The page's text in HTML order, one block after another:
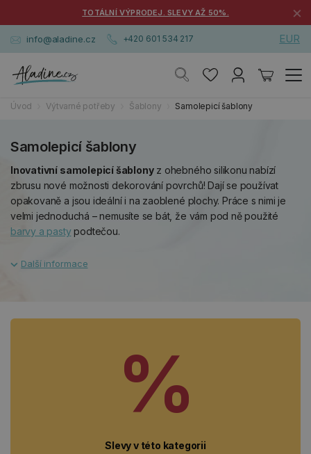
TOTÁLNÍ VÝPRODEJ. SLEVY AŽ 50%. ×
info@aladine.cz +420 601 534 217 EUR
Úvod Výtvarné potřeby Šablony Samolepicí šablony
Samolepicí šablony
Inovativní samolepicí šablonyz ohebného silikonu nabízí
zbrusu nové možnosti dekorování povrchů! Dají se používat
opakovaně a jsou ideální i na zaoblené plochy. Práce s nimi je
velmi jednoduchá – nemusíte se bát, že vám pod ně použité
barvy a pasty podtečou.
%
Slevy v této kategorii